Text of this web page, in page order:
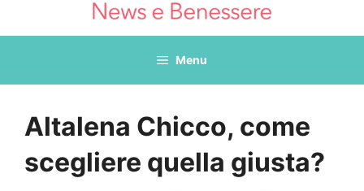
Menu
Altalena Chicco, come
scegliere quella giusta?